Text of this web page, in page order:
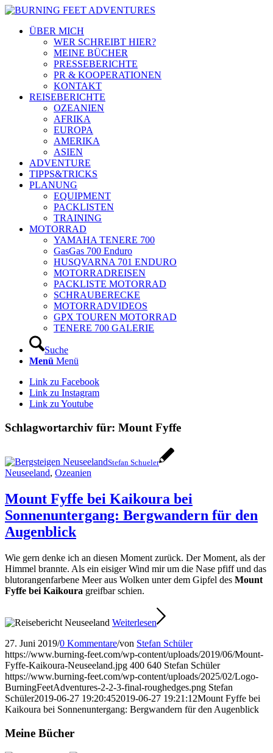
ÜBER MICH
WER SCHREIBT HIER?
MEINE BÜCHER
PRESSEBERICHTE
PR & KOOPERATIONEN
KONTAKT
REISEBERICHTE
OZEANIEN
AFRIKA
EUROPA
AMERIKA
ASIEN
ADVENTURE
TIPPS&TRICKS
PLANUNG
EQUIPMENT
PACKLISTEN
TRAINING
MOTORRAD
YAMAHA TENERE 700
GasGas 700 Enduro
HUSQVARNA 701 ENDURO
MOTORRADREISEN
PACKLISTE MOTORRAD
SCHRAUBERECKE
MOTORRADVIDEOS
GPX TOUREN MOTORRAD
TENERE 700 GALERIE
Suche
Menü Menü
Link zu Facebook
Link zu Instagram
Link zu Youtube
Schlagwortarchiv für: Mount Fyffe
Stefan Schueler
Neuseeland, Ozeanien
Mount Fyffe bei Kaikoura bei
Sonnenuntergang: Bergwandern für den
Augenblick
Wie gern denke ich an diesen Moment zurück. Der Moment, als der
Himmel brannte. Als ein eisiger Wind mir um die Nase pfiff und das
blutorangenfarbene Meer aus Wolken unter dem Gipfel des Mount
Fyffe bei Kaikoura greifbar schien.
Weiterlesen
27. Juni 2019/0 Kommentare/von Stefan Schüler
https://www.burning-feet.com/wp-content/uploads/2019/06/Mount-
Fyffe-Kaikoura-Neuseeland.jpg 400 640 Stefan Schüler
https://www.burning-feet.com/wp-content/uploads/2025/02/Logo-
BurningFeetAdventures-2-2-3-final-roughedges.png Stefan
Schüler2019-06-27 19:20:452019-06-27 19:21:12Mount Fyffe bei
Kaikoura bei Sonnenuntergang: Bergwandern für den Augenblick
Meine Bücher